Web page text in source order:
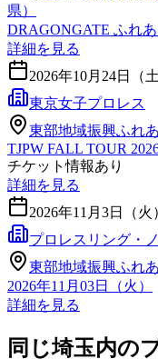
県）
DRAGONGATE ふれ
詳細を見る
2026年10月24日（土
東京女子プロレス
東部地域振興ふれ
TJPW FALL TOUR
チケット情報あり
詳細を見る
2026年11月3日（火
プロレスリング・
東部地域振興ふれ
2026年11月03日（火）
詳細を見る
同じ埼玉内の